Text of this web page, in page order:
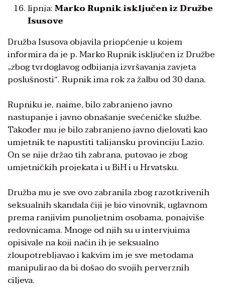
lipnja:Marko Rupnik isključen iz Družbe
Isusove
Družba Isusova objavila priopćenje u kojem
informira da je p. Marko Rupnik isključen iz Družbe
„zbog tvrdoglavog odbijanja izvršavanja zavjeta
poslušnosti“. Rupnik ima rok za žalbu od 30 dana.
Rupniku je, naime, bilo zabranjeno javno
nastupanje i javno obnašanje svećeničke službe.
Također mu je bilo zabranjeno javno djelovati kao
umjetnik te napustiti talijansku provinciju Lazio.
On se nije držao tih zabrana, putovao je zbog
umjetničkih projekata i u BiH i u Hrvatsku.
Družba mu je sve ovo zabranila zbog razotkrivenih
seksualnih skandala čiji je bio vinovnik, uglavnom
prema ranjivim punoljetnim osobama, ponajviše
redovnicama. Mnoge od njih su u intervjuima
opisivale na koji način ih je seksualno
zloupotrebljavao i kakvim im je sve metodama
manipulirao da bi došao do svojih perverznih
ciljeva.